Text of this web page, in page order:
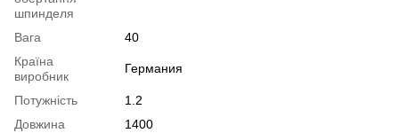
шпинделя
Вага
40
Країна
виробник
Германия
Потужність
1.2
Довжина
1400